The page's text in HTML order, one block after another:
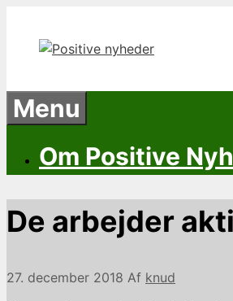
indhold
Menu
Om Positive
De arbejder
27. december 2018 Af knud